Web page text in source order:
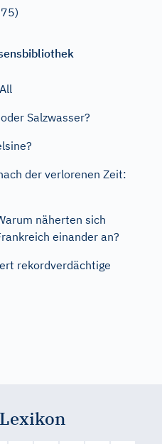
Salzwasser?
der verlorenen Zeit:
näherten sich
einander an?
rekordverdächtige